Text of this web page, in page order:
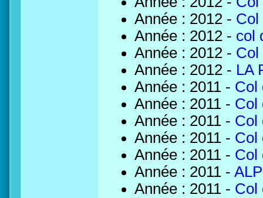
Année : 2012 - Col
Année : 2012 - col
Année : 2012 - Col
Année : 2012 - LA
Année : 2011 - Col
Année : 2011 - Col
Année : 2011 - Col
Année : 2011 - Col
Année : 2011 - Col
Année : 2011 -
Année : 2011 - Col